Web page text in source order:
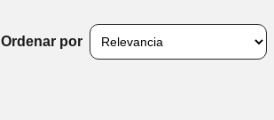
Ordenar por